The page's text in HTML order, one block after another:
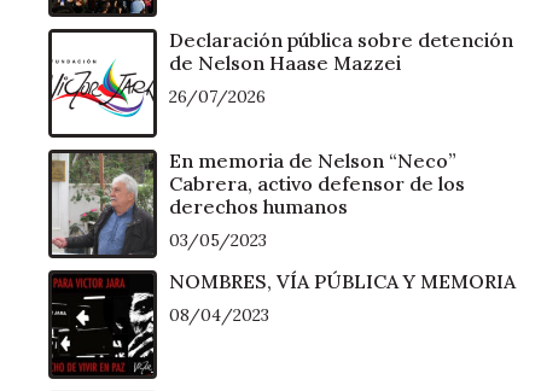
Declaración pública sobre detención
de Nelson Haase Mazzei
26/07/2026
En memoria de Nelson “Neco”
Cabrera, activo defensor de los
derechos humanos
03/05/2023
NOMBRES, VÍA PÚBLICA Y MEMORIA
08/04/2023